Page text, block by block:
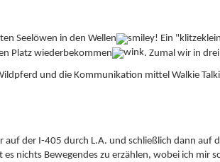
Seelöwen in den Wellen
! Ein
Platz wiederbekommen
. Zumal wir in
und die Kommunikation mittel Walkie
der I-405 durch L.A. und schließlich dann auf
nichts Bewegendes zu erzählen, wobei ich mir